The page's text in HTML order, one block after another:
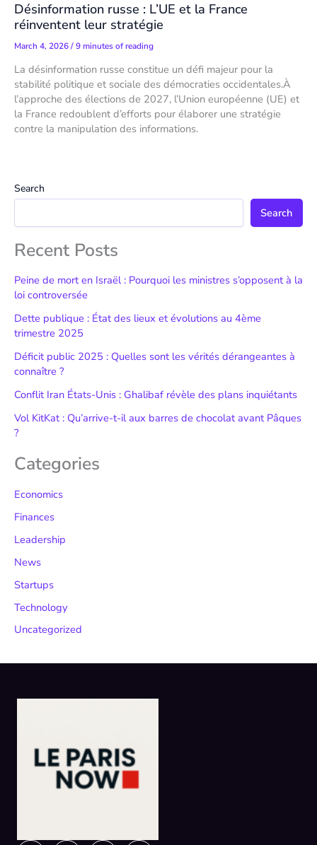
Désinformation russe : L’UE et la France
réinventent leur stratégie
March 4, 2026/9 minutes of reading
La désinformation russe constitue un défi majeur pour la
stabilité politique et sociale des démocraties occidentales.À
l’approche des élections de 2027, l’Union européenne (UE) et
la France redoublent d’efforts pour élaborer une stratégie
contre la manipulation des informations.
Search
Search
Recent Posts
Peine de mort en Israël : Pourquoi les ministres s’opposent à la
loi controversée
Dette publique : État des lieux et évolutions au 4ème
trimestre 2025
Déficit public 2025 : Quelles sont les vérités dérangeantes à
connaître ?
Conflit Iran États-Unis : Ghalibaf révèle des plans inquiétants
Vol KitKat : Qu’arrive-t-il aux barres de chocolat avant Pâques
?
Categories
Economics
Finances
Leadership
News
Startups
Technology
Uncategorized